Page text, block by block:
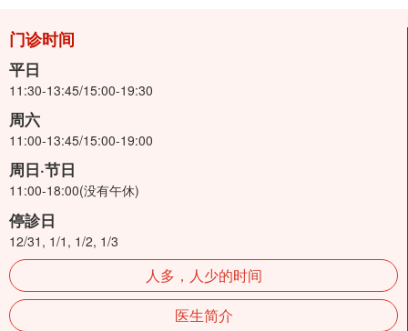
门诊时间
平日
11:30-13:45/15:00-19:30
周六
11:00-13:45/15:00-19:00
周日·节日
11:00-18:00(没有午休)
停診日
12/31, 1/1, 1/2, 1/3
人多，人少的时间
医生简介